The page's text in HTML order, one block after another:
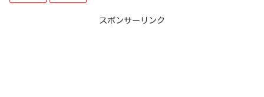
スポンサーリンク